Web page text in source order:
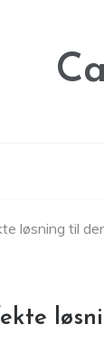
løsning til